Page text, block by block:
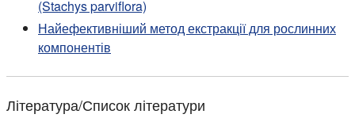
(Stachys parviflora)
Найефективніший метод екстракції для рослинних
компонентів
Література/Список літератури